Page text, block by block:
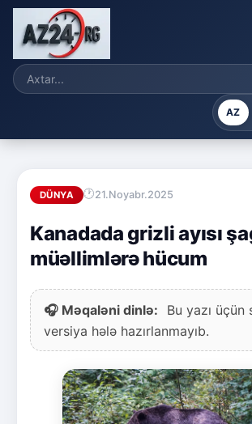
AZ
DÜNYA 21.Noyabr.2025
Kanadada grizli ayısı
müəllimlərə hücum
🎧 Məqaləni dinlə:
Bu yazı üçün
versiya hələ hazırlanmayıb.